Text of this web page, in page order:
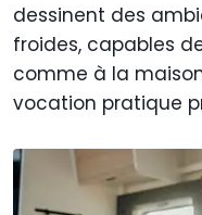
dessinent des
froides, capables
comme à la
vocation pratique